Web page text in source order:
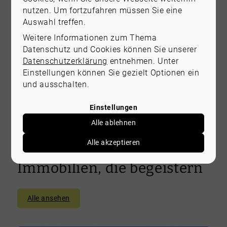
Wartung, professionelle Reinigung, Home
Staging und Inspektionen. In allen Fällen
Immobilienexperten zu sprechen, um die
besten Optionen für Ihren spezifischen Fall
zu ermitteln und den Return on Investment
zu maximieren.
AKTUELLE IMMOBILIENANGEBOTE
Freundschaften fürs Leben:
Immobilien, die begeistern
Alle ansehen
nutzen. Um fortzufahren müssen Sie eine
Auswahl treffen.
Weitere Informationen zum Thema
Datenschutz und Cookies können Sie unserer
Datenschutzerklärung entnehmen. Unter
Einstellungen können Sie gezielt Optionen ein
und ausschalten.
Einstellungen
Alle ablehnen
Alle akzeptieren